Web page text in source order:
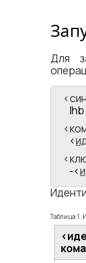
Для
<​
-<​
Таблица 1.